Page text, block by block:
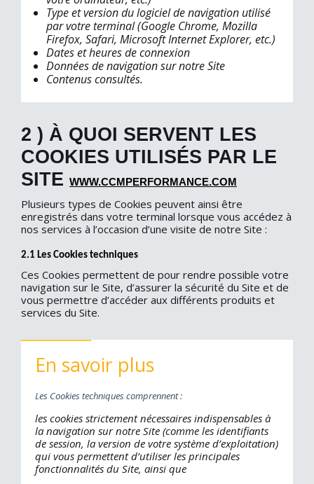
Type et version du logiciel de navigation utilisé
par votre terminal (Google Chrome, Mozilla
Firefox, Safari, Microsoft Internet Explorer, etc.)
Dates et heures de connexion
Données de navigation sur notre Site
Contenus consultés.
2 ) À QUOI SERVENT LES
COOKIES UTILISÉS PAR LE
SITE WWW.CCMPERFORMANCE.COM
Plusieurs types de Cookies peuvent ainsi être
enregistrés dans votre terminal lorsque vous accédez à
nos services à l’occasion d’une visite de notre Site :
2.1 Les Cookies techniques
Ces Cookies permettent de pour rendre possible votre
navigation sur le Site, d’assurer la sécurité du Site et de
vous permettre d’accéder aux différents produits et
services du Site.
En savoir plus
Les Cookies techniques comprennent :
les cookies strictement nécessaires indispensables à
la navigation sur notre Site (comme les identifiants
de session, la version de votre système d’exploitation)
qui vous permettent d’utiliser les principales
fonctionnalités du Site, ainsi que